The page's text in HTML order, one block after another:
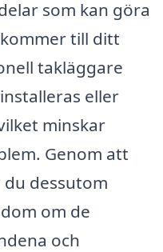
som kan göra
till ditt
takläggare
eller
minskar
Genom att
dessutom
om de
och